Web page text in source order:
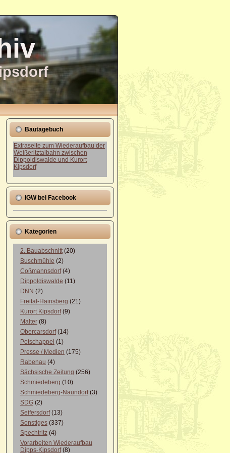
Bautagebuch
Extraseite zum Wiederaufbau der
Weißeritztalbahn zwischen
Dippoldiswalde und Kurort
Kipsdorf
IGW bei Facebook
Kategorien
2. Bauabschnitt(20)
Buschmühle (2)
Coßmannsdorf(4)
Dippoldiswalde (11)
DNN (2)
Freital-Hainsberg (21)
Kurort Kipsdorf(9)
Malter (8)
Obercarsdorf(14)
Potschappel (1)
Presse / Medien (175)
Rabenau (4)
Sächsische Zeitung (256)
Schmiedeberg (10)
Schmiedeberg-Naundorf(3)
SDG (2)
Seifersdorf(13)
Sonstiges (337)
Spechtritz (4)
Vorarbeiten Wiederaufbau
Dipps-Kipsdorf(8)